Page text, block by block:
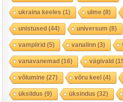
ukraina keeles (1) ulme (8)
unistused(44) universum (8)
vampiirid(5) vanalinn(3)
vanavanemad(16) vägivald
võlumine (27) võru keel(4)
üksildus (9) üksindus (32)